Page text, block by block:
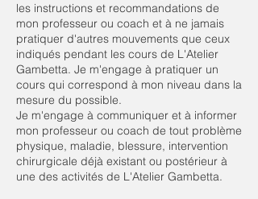
les instructions et recommandations de
mon professeur ou coach et à ne jamais
pratiquer d'autres mouvements que ceux
indiqués pendant les cours de L'Atelier
Gambetta. Je m'engage à pratiquer un
cours qui correspond à mon niveau dans la
mesure du possible.
Je m'engage à communiquer et à informer
mon professeur ou coach de tout problème
physique, maladie, blessure, intervention
chirurgicale déjà existant ou postérieur à
une des activités de L'Atelier Gambetta.